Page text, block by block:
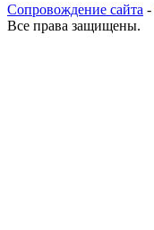
Cопровождение сайта -
Все права защищены.